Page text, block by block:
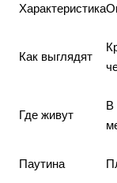
Характеристика
Как выглядят
Где живут
В
Паутина